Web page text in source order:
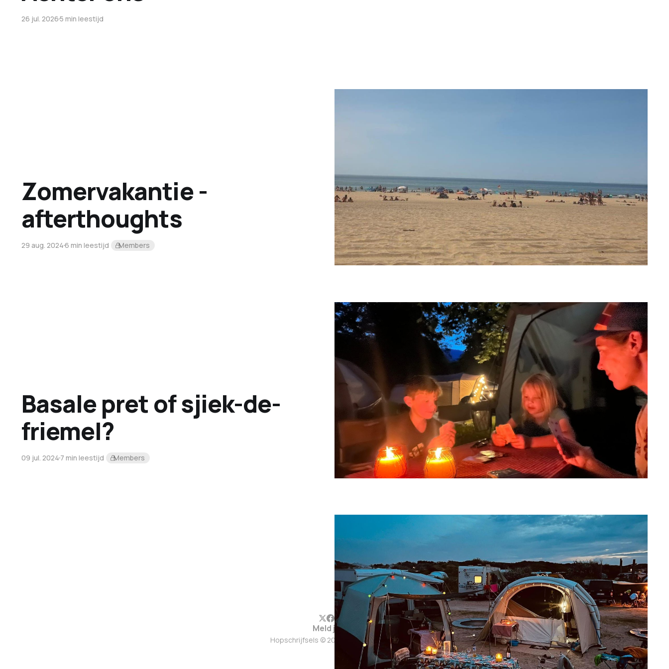
26 jul. 20265 min leestijd
Zomervakantie -
afterthoughts
29 aug. 20246 min leestijd Members
Basale pret of sjiek-de-
friemel?
09 jul. 20247 min leestijd Members
Meld je aan
Hopschrijfsels © 2026. Werkt op Ghost